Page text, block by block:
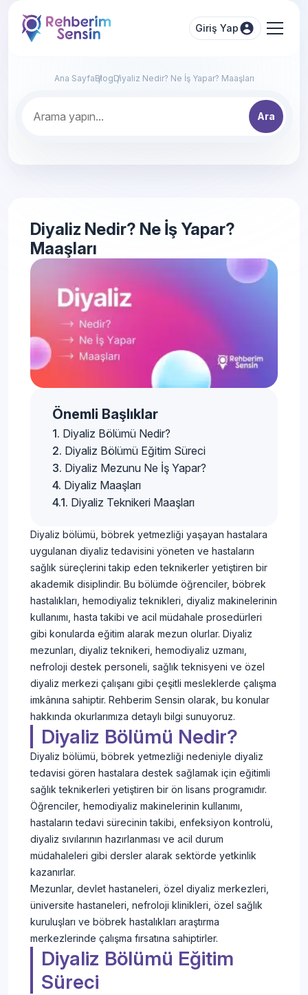
Giriş Yap
Ana SayfaBlogDiyaliz Nedir? Ne İş Yapar? Maaşları
Ara
Diyaliz Nedir? Ne İş Yapar?
Maaşları
Önemli Başlıklar
Diyaliz Bölümü Nedir?
Diyaliz Bölümü Eğitim Süreci
Diyaliz Mezunu Ne İş Yapar?
Diyaliz Maaşları
Diyaliz Teknikeri Maaşları
Diyaliz bölümü, böbrek yetmezliği yaşayan hastalara
uygulanan diyaliz tedavisini yöneten ve hastaların
sağlık süreçlerini takip eden teknikerler yetiştiren bir
akademik disiplindir. Bu bölümde öğrenciler, böbrek
hastalıkları, hemodiyaliz teknikleri, diyaliz makinelerinin
kullanımı, hasta takibi ve acil müdahale prosedürleri
gibi konularda eğitim alarak mezun olurlar. Diyaliz
mezunları, diyaliz teknikeri, hemodiyaliz uzmanı,
nefroloji destek personeli, sağlık teknisyeni ve özel
diyaliz merkezi çalışanı gibi çeşitli mesleklerde çalışma
imkânına sahiptir. Rehberim Sensin olarak, bu konular
hakkında okurlarımıza detaylı bilgi sunuyoruz.
Diyaliz Bölümü Nedir?
Diyaliz bölümü, böbrek yetmezliği nedeniyle diyaliz
tedavisi gören hastalara destek sağlamak için eğitimli
sağlık teknikerleri yetiştiren bir ön lisans programıdır.
Öğrenciler, hemodiyaliz makinelerinin kullanımı,
hastaların tedavi sürecinin takibi, enfeksiyon kontrolü,
diyaliz sıvılarının hazırlanması ve acil durum
müdahaleleri gibi dersler alarak sektörde yetkinlik
kazanırlar.
Mezunlar, devlet hastaneleri, özel diyaliz merkezleri,
üniversite hastaneleri, nefroloji klinikleri, özel sağlık
kuruluşları ve böbrek hastalıkları araştırma
merkezlerinde çalışma fırsatına sahiptirler.
Diyaliz Bölümü Eğitim
Süreci